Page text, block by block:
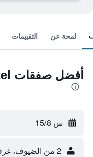
لمحة عن التقييمات
أفضل صفقات Hangzhou Sunny Hotel
س 15/8
2 من الضيوف، غرفة واحدة